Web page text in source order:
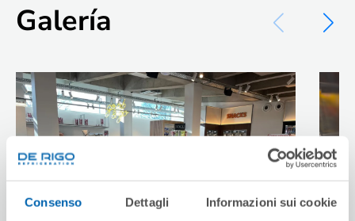
Consenso Dettagli Informazioni sui cookie
Galería